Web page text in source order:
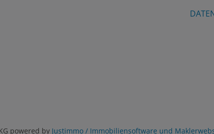
powered by Justimmo / Immobiliensoftware und